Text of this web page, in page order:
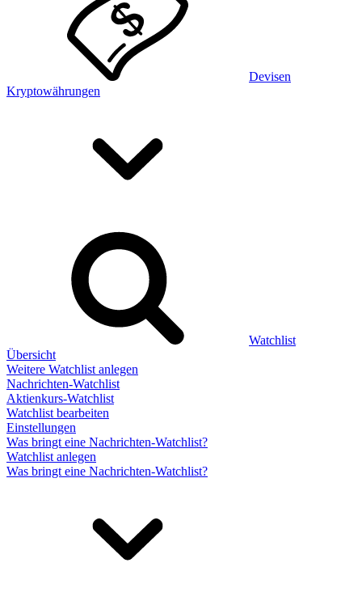
Devisen
Kryptowährungen
Watchlist
Übersicht
Weitere Watchlist anlegen
Nachrichten-Watchlist
Aktienkurs-Watchlist
Watchlist bearbeiten
Einstellungen
Was bringt eine Nachrichten-Watchlist?
Watchlist anlegen
Was bringt eine Nachrichten-Watchlist?